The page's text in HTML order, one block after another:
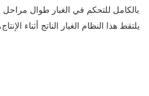
بالكامل للتحكم في الغبار طوال مراحل
يلتقط هذا النظام الغبار الناتج أثناء